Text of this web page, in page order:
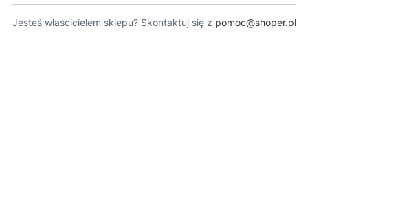
Jesteś właścicielem sklepu? Skontaktuj się z pomoc@shoper.pl